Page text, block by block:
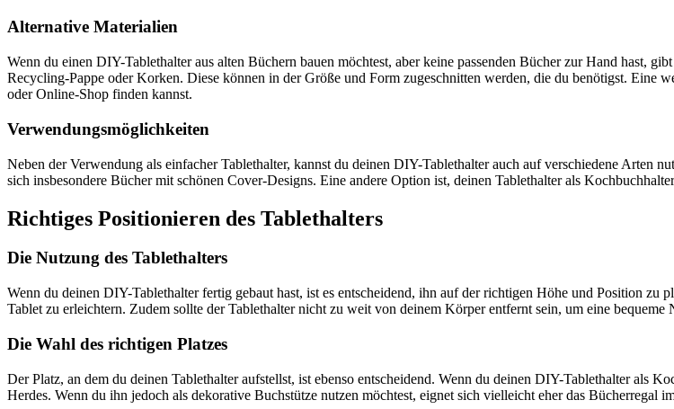
Alternative Materialien
Wenn du einen DIY-Tablethalter aus alten Büchern bauen möchtest, aber keine passenden Bücher zur Hand hast,
Recycling-Pappe oder Korken. Diese können in der Größe und Form zugeschnitten werden, die du benötigst.
oder Online-Shop finden kannst.
Verwendungsmöglichkeiten
Neben der Verwendung als einfacher Tablethalter, kannst du deinen DIY-Tablethalter auch auf verschiedene Arten
sich insbesondere Bücher mit schönen Cover-Designs. Eine andere Option ist, deinen Tablethalter als
Richtiges Positionieren des Tablethalters
Die Nutzung des Tablethalters
Wenn du deinen DIY-Tablethalter fertig gebaut hast, ist es entscheidend, ihn auf der richtigen Höhe und Position
Tablet zu erleichtern. Zudem sollte der Tablethalter nicht zu weit von deinem Körper entfernt sein, um eine bequeme
Die Wahl des richtigen Platzes
Der Platz, an dem du deinen Tablethalter aufstellst, ist ebenso entscheidend. Wenn du deinen DIY-Tablethalter als
Herdes. Wenn du ihn jedoch als dekorative Buchstütze nutzen möchtest, eignet sich vielleicht eher das Bücherregal